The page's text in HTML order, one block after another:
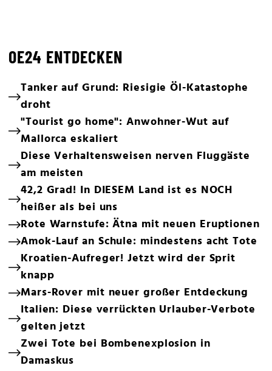
OE24 ENTDECKEN
Tanker auf Grund: Riesigie Öl-Katastophe
droht
"Tourist go home": Anwohner-Wut auf
Mallorca eskaliert
Diese Verhaltensweisen nerven Fluggäste
am meisten
42,2 Grad! In DIESEM Land ist es NOCH
heißer als bei uns
Rote Warnstufe: Ätna mit neuen Eruptionen
Amok-Lauf an Schule: mindestens acht Tote
Kroatien-Aufreger! Jetzt wird der Sprit
knapp
Mars-Rover mit neuer großer Entdeckung
Italien: Diese verrückten Urlauber-Verbote
gelten jetzt
Zwei Tote bei Bombenexplosion in
Damaskus